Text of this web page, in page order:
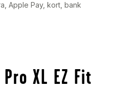
Apple Pay, kort, bank
XL EZ Fit